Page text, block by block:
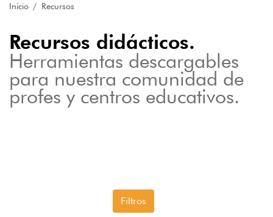
Inicio Recursos
Recursos didácticos.
Herramientas descargables
para nuestra comunidad de
profes y centros educativos.
Filtros